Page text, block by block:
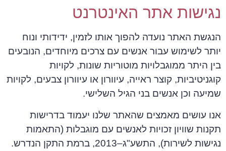
נגישות אתר האינטרנט
הנגשת האתר נועדה להפוך אותו לזמין, ידידותי ונוח
יותר לשימוש עבור אנשים עם צרכים מיוחדים, הנובעים
בין היתר ממוגבלויות מוטוריות שונות, לקויות
קוגניטיביות, קוצר ראייה, עיוורון או עיוורון צבעים, לקויות
שמיעה וכן אנשים בני הגיל השלישי.
אנו עושים מאמצים שהאתר שלנו יעמוד בדרישות
תקנות שוויון זכויות לאנשים עם מוגבלות (התאמות
נגישות לשירות), התשע"ג–2013, ברמת התקן הנדרש.